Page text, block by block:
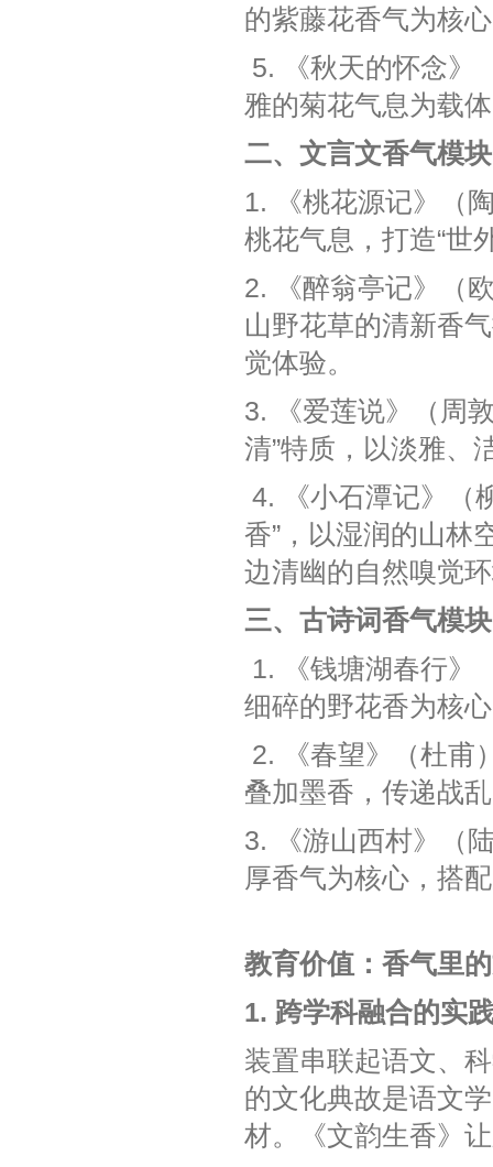
的紫藤花香气为核
5. 《秋天的怀念》
雅的菊花气息为载
二、文言文香气模块
1. 《桃花源记》（
桃花气息，打造“世
2. 《醉翁亭记》（
山野花草的清新香
觉体验。
3. 《爱莲说》（周
清”特质，以淡雅、
4. 《小石潭记》（
香”，以湿润的山林
边清幽的自然嗅觉
三、古诗词香气模块
1. 《钱塘湖春行》
细碎的野花香为核
2. 《春望》（杜甫
叠加墨香，传递战
3. 《游山西村》（
厚香气为核心，搭
教育价值：香气里
1. 跨学科融合的实
装置串联起语文、
的文化典故是语文
材。《文韵生香》